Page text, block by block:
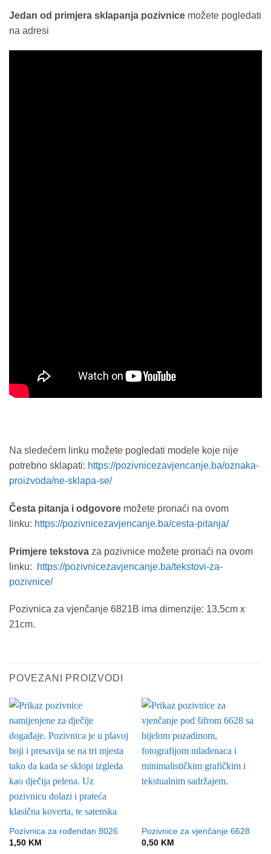
Jedan od primjera sklapanja pozivnice možete pogledati
na adresi
Na sledećem linku možete pogledati modele koje nije
potrebno sklapati: https://pozivnicezavjencanje.ba/oznaka-
proizvoda/ne-sklapa-se/
Česta pitanja i odgovore možete pronaći na ovom
linku: https://pozivnicezavjencanje.ba/cesta-pitanja/
Primjere tekstova za pozivnice možete pronaći na ovom
linku:
https://pozivnicezavjencanje.ba/tekstovi-za-
pozivnice/
Pozivnica za vjenčanje 6821B ima dimenzije: 13,5cm x
21cm.
POVEZANI PROIZVODI
Pozivnica za rođendan 8026
1,50 KM
Pozivnice za vjenčanje 6628
0,50 KM